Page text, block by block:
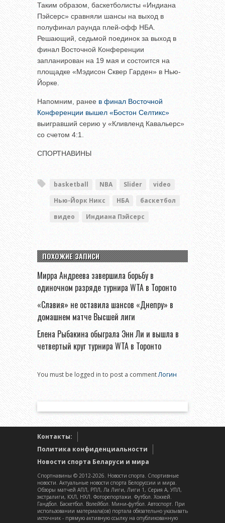
Таким образом, баскетболисты «Индиана
Пэйсерс» сравняли шансы на выход в
полуфинал раунда плей-офф НБА.
Решающий, седьмой поединок за выход в
финал Восточной Конференции
запланирован на 19 мая и состоится на
площадке «Мэдисон Сквер Гарден» в Нью-
Йорке.
Напомним, ранее в финал Восточной
Конференции вышел «Бостон Селтикс»
выигравший серию у «Кливленд Кавальерс»
со счетом 4:1.
СПОРТНАВИНЫ
basketball NBA Slider
video
Нью-Йорк Никс
НБА
баскетбол
видео
Индиана Пэйсерс
ПОХОЖИЕ ЗАПИСИ
Мирра Андреева завершила борьбу в
одиночном разряде турнира WTA в Торонто
«Славия» не оставила шансов «Днепру» в
домашнем матче Высшей лиги
Елена Рыбакина обыграла Энн Ли и вышла в
четвертый круг турнира WTA в Торонто
You must be logged in to post a commentЛогин
Контакты:
Политика конфиденциальности
Новости спорта Беларуси и мира
Спортнавины © 2012-2026. Новости спорта. Спортивные
новости. Актуальные новости спорта Белоруссии и мира.
Обзоры матчей АПЛ, РПЛ, Ла Лиги, Лиги 1, Серия А, УПЛ,
экстралиги, КХЛ, НХЛ. Фоторепортажи. Футбол. Хоккей.
Гандбол. Баскетбол. Волейбол. Мини-футбол. Автоспорт. При
использовании материала(ов) портала обязательно указывать
источник - прямую активную ссылку на опубликованную